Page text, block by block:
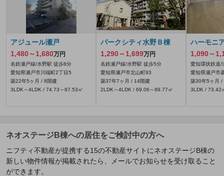
アジュール瀬戸
1,480～1,680万円
名鉄瀬戸線/水野駅 徒歩8分
愛知県瀬戸市川端町2丁目5
築22年5ヶ月 / 8階建
3LDK～4LDK / 74.73～87.53㎡
パークシティ水野Ｂ棟
1,290～1,699万円
名鉄瀬戸線/水野駅 徒歩5分
愛知県瀬戸市北山町93
築37年7ヶ月 / 14階建
2LDK～4LDK / 69.06～89.77㎡
ハーモニ
1,090～
愛知環状鉄道/
愛知県瀬戸市
築30年5ヶ月 /
3LDK / 73.42
ネオステージB棟への居住をご検討中の方へ
ニフティ不動産が提携する15の不動産サイトにネオステージB棟の
新しい物件情報が掲載されたら、メールでお知らせを受け取ること
ができます。